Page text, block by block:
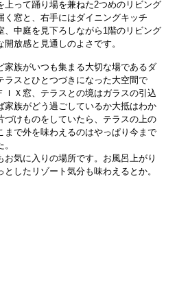
上って踊り場を兼ねた2つめのリビング
く窓と、右手にはダイニングキッチ
、中庭を見下ろしながら1階のリビング
放感と見通しのよさです。
族がいつも集まる大切な場であるダ
ラスとひとつづきになった大空間で
Ｘ窓、テラスとの境はガラスの引込
族がどう過ごしているか大抵はわか
づけものをしていたら、テラスの上の
まで外を味わえるのはやっぱり今まで
気に入りの場所です。お風呂上がり
したリゾート気分も味わえるとか。